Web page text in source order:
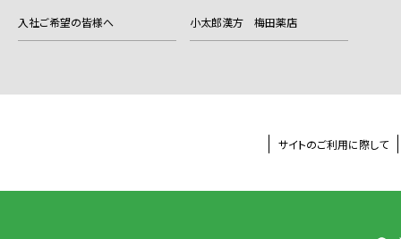
入社ご希望の皆様へ 小太郎漢方 梅田薬店
サイトのご利用に際して